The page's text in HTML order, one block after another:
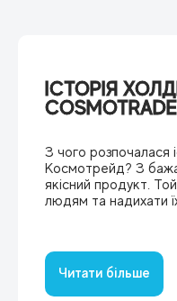
ІСТОРІЯ
COSMOTRADE
З чого розпочалася
Космотрейд? ‍З
якісний продукт.
людям та надихати
Читати більше